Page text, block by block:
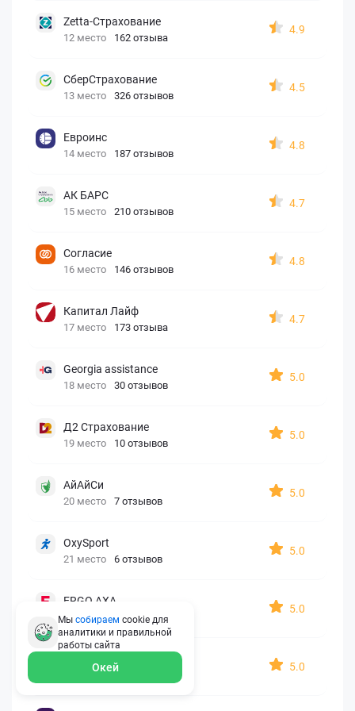
Zetta-Страхование
12 место 162 отзыва
4.9
СберСтрахование
13 место 326 отзывов
4.5
Евроинс
14 место 187 отзывов
4.8
АК БАРС
15 место 210 отзывов
4.7
Согласие
16 место 146 отзывов
4.8
Капитал Лайф
17 место 173 отзыва
4.7
Georgia assistance
18 место 30 отзывов
5.0
Д2 Страхование
19 место 10 отзывов
5.0
АйАйСи
20 место 7 отзывов
5.0
OxySport
21 место 6 отзывов
5.0
ERGO AXA
22 место 2 отзыва
5.0
23 место 1 отзыв
5.0
Мы собираем cookie для
аналитики и правильной
работы сайта
Окей